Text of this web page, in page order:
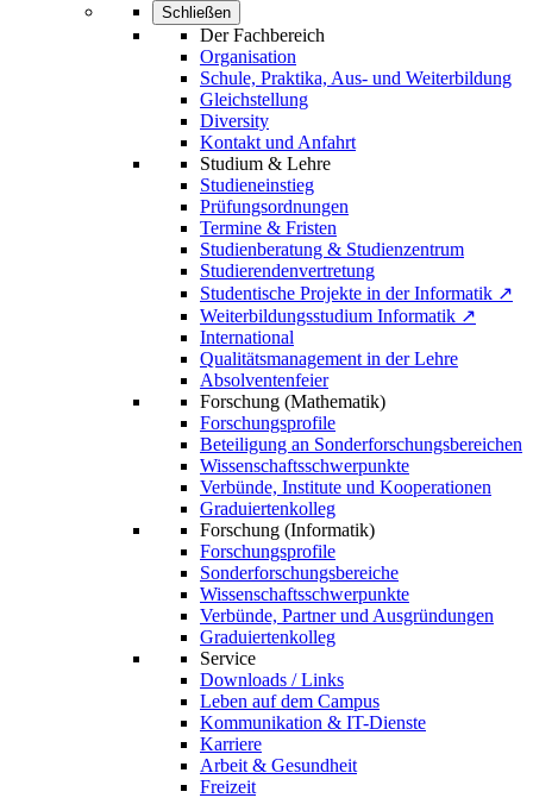
Schließen
Der Fachbereich
Organisation
Schule, Praktika, Aus- und Weiterbildung
Gleichstellung
Diversity
Kontakt und Anfahrt
Studium & Lehre
Studieneinstieg
Prüfungsordnungen
Termine & Fristen
Studienberatung & Studienzentrum
Studierendenvertretung
Studentische Projekte in der Informatik ↗
Weiterbildungsstudium Informatik ↗
International
Qualitätsmanagement in der Lehre
Absolventenfeier
Forschung (Mathematik)
Forschungsprofile
Beteiligung an Sonderforschungsbereichen
Wissenschaftsschwerpunkte
Verbünde, Institute und Kooperationen
Graduiertenkolleg
Forschung (Informatik)
Forschungsprofile
Sonderforschungsbereiche
Wissenschaftsschwerpunkte
Verbünde, Partner und Ausgründungen
Graduiertenkolleg
Service
Downloads / Links
Leben auf dem Campus
Kommunikation & IT-Dienste
Karriere
Arbeit & Gesundheit
Freizeit